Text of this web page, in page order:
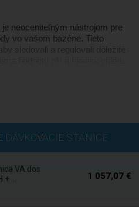
neoceniteľným nástrojom pre
vo vašom bazéne. Tieto
sledovali a regulovali dôležité
pH v bazéne. Správna
pre zachovanie kvality
vplyv na funkciu bazénovej
má senzory, ktoré monitorujú
potrebné množstvo pH
DÁVKOVACIE STANICE
VA dos
...
1 057,07 €
Expedícia do 24
hod.